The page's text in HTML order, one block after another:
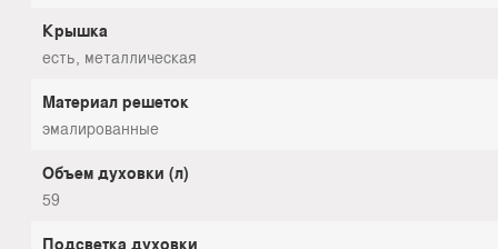
Крышка
есть, металлическая
Материал решеток
эмалированные
Объем духовки (л)
59
Подсветка духовки